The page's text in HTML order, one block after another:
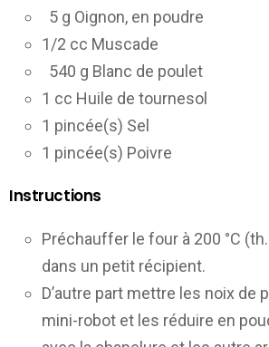
5 g Oignon, en poudre
1/2 cc Muscade
540 g Blanc de poulet
1 cc Huile de tournesol
1 pincée(s) Sel
1 pincée(s) Poivre
Instructions
Préchauffer le four à 200 °C
dans un petit récipient.
D’autre part mettre les noix de
mini-robot et les réduire en